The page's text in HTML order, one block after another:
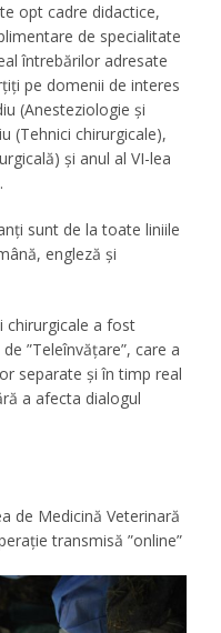
opt cadre didactice,
de specialitate
întrebărilor adresate
pe domenii de interes
(Anesteziologie și
(Tehnici chirurgicale),
și anul al VI-lea
sunt de la toate liniile
engleză și
chirurgicale a fost
”Teleînvățare”, care a
separate și în timp real
a afecta dialogul
de Medicină Veterinară
transmisă ”online”